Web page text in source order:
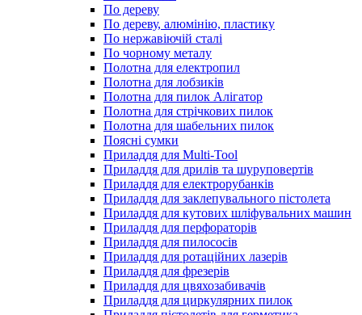
По дереву
По дереву, алюмінію, пластику
По нержавіючій сталі
По чорному металу
Полотна для електропил
Полотна для лобзиків
Полотна для пилок Алігатор
Полотна для стрічкових пилок
Полотна для шабельних пилок
Поясні сумки
Приладдя для Multi-Tool
Приладдя для дрилів та шуруповертів
Приладдя для електрорубанків
Приладдя для заклепувального пістолета
Приладдя для кутових шліфувальних машин
Приладдя для перфораторів
Приладдя для пилососів
Приладдя для ротаційних лазерів
Приладдя для фрезерів
Приладдя для цвяхозабивачів
Приладдя для циркулярних пилок